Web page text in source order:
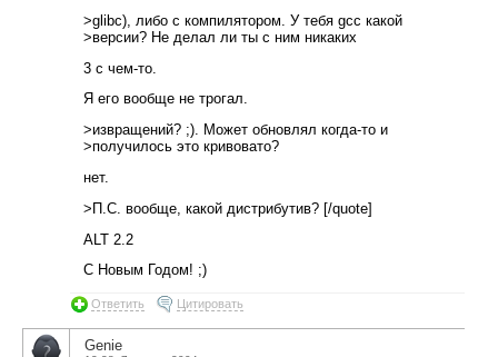
>glibc), либо с компилятором. У тебя gcc какой
>версии? Не делал ли ты с ним никаких
3 с чем-то.
Я его вообще не трогал.
>извращений? ;). Может обновлял когда-то и
>получилось это кривовато?
нет.
>П.С. вообще, какой дистрибутив? [/quote]
ALT 2.2
С Новым Годом! ;)
Ответить Цитировать
Genie